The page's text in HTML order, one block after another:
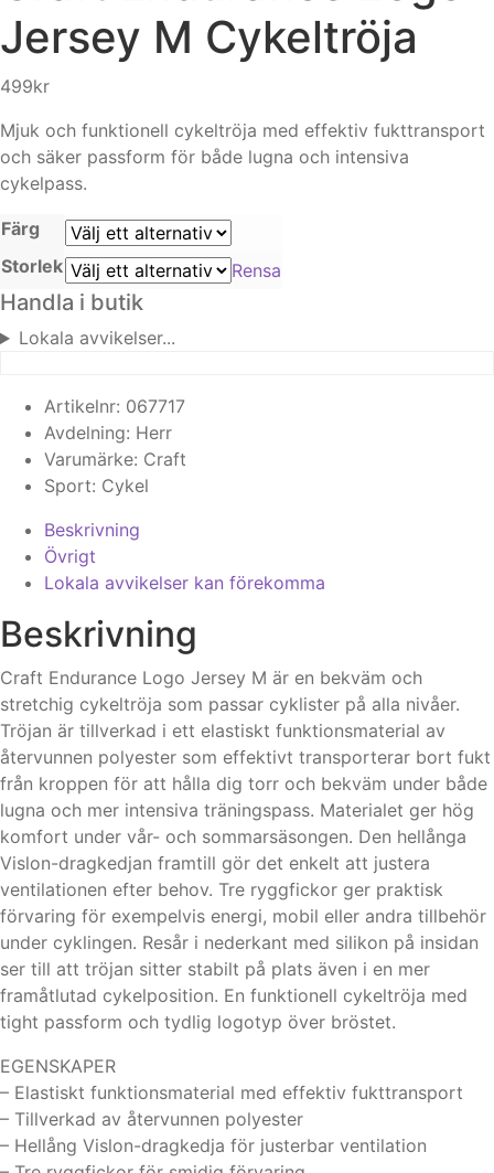
Jersey M Cykeltröja
499kr
Mjuk och funktionell cykeltröja med effektiv fukttransport
och säker passform för både lugna och intensiva
cykelpass.
Färg
Storlek
Rensa
Handla i butik
Lokala avvikelser...
Artikelnr: 067717
Avdelning: Herr
Varumärke: Craft
Sport: Cykel
Beskrivning
Övrigt
Lokala avvikelser kan förekomma
Beskrivning
Craft Endurance Logo Jersey M är en bekväm och
stretchig cykeltröja som passar cyklister på alla nivåer.
Tröjan är tillverkad i ett elastiskt funktionsmaterial av
återvunnen polyester som effektivt transporterar bort fukt
från kroppen för att hålla dig torr och bekväm under både
lugna och mer intensiva träningspass. Materialet ger hög
komfort under vår- och sommarsäsongen. Den hellånga
Vislon-dragkedjan framtill gör det enkelt att justera
ventilationen efter behov. Tre ryggfickor ger praktisk
förvaring för exempelvis energi, mobil eller andra tillbehör
under cyklingen. Resår i nederkant med silikon på insidan
ser till att tröjan sitter stabilt på plats även i en mer
framåtlutad cykelposition. En funktionell cykeltröja med
tight passform och tydlig logotyp över bröstet.
EGENSKAPER
– Elastiskt funktionsmaterial med effektiv fukttransport
– Tillverkad av återvunnen polyester
– Hellång Vislon-dragkedja för justerbar ventilation